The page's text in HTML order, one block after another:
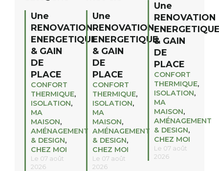
Une
RENOVATION
ENERGETIQUE
& GAIN
DE
PLACE
CONFORT
THERMIQUE,
ISOLATION,
MA
MAISON,
AMÉNAGEMENT
& DESIGN,
CHEZ MOI
Le 07 août
2026
Une
RENOVATION
ENERGETIQUE
& GAIN
DE
PLACE
CONFORT
THERMIQUE,
ISOLATION,
MA
MAISON,
AMÉNAGEMENT
& DESIGN,
CHEZ MOI
Le 07 août
2026
Une
RENOVATION
& GAIN
DE
PLACE
CONFORT
THERMIQUE,
ISOLATION,
MA
MAISON,
AMÉNAGEMENT
& DESIGN,
CHEZ MOI
Le 07 août
2026